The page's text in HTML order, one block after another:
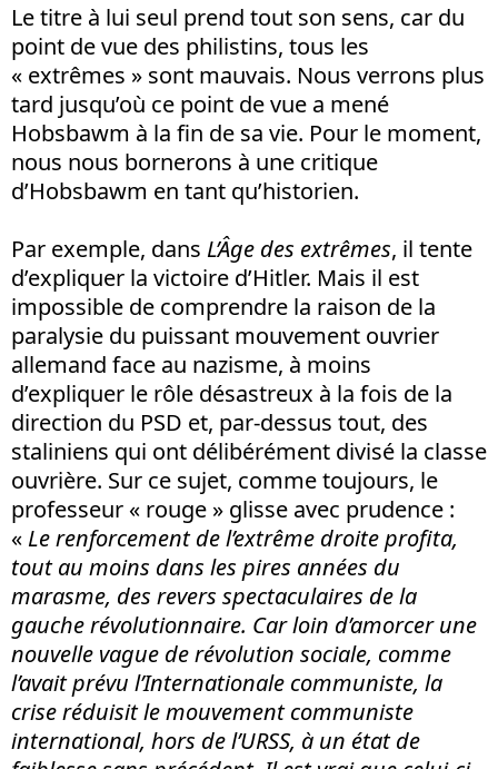
Le titre à lui seul prend tout son sens, car du
point de vue des philistins, tous les
« extrêmes » sont mauvais. Nous verrons plus
tard jusqu’où ce point de vue a mené
Hobsbawm à la fin de sa vie. Pour le moment,
nous nous bornerons à une critique
d’Hobsbawm en tant qu’historien.
Par exemple, dans L’Âge des extrêmes, il tente
d’expliquer la victoire d’Hitler. Mais il est
impossible de comprendre la raison de la
paralysie du puissant mouvement ouvrier
allemand face au nazisme, à moins
d’expliquer le rôle désastreux à la fois de la
direction du PSD et, par-dessus tout, des
staliniens qui ont délibérément divisé la classe
ouvrière. Sur ce sujet, comme toujours, le
professeur « rouge » glisse avec prudence :
« Le renforcement de l’extrême droite profita,
tout au moins dans les pires années du
marasme, des revers spectaculaires de la
gauche révolutionnaire. Car loin d’amorcer une
nouvelle vague de révolution sociale, comme
l’avait prévu l’Internationale communiste, la
crise réduisit le mouvement communiste
international, hors de l’URSS, à un état de